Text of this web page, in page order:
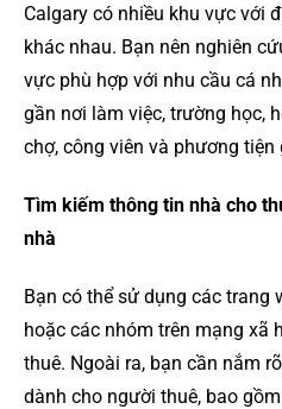
Calgary có nhiều khu vực với
khác nhau. Bạn nên nghiên
vực phù hợp với nhu cầu cá
gần nơi làm việc, trường học,
chợ, công viên và phương
Tìm kiếm thông tin nhà cho
nhà
Bạn có thể sử dụng các trang
hoặc các nhóm trên mạng xã
thuê. Ngoài ra, bạn cần nắm
dành cho người thuê, bao